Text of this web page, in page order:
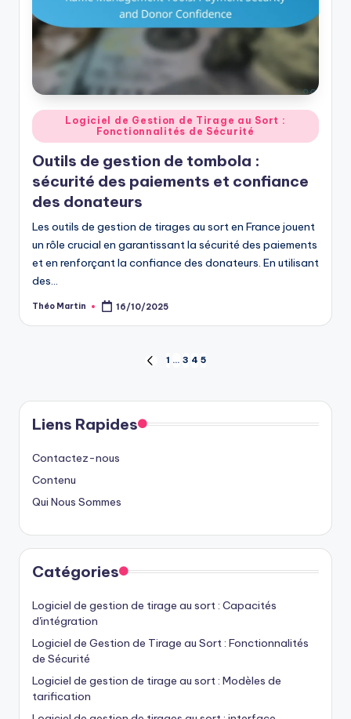
Posted
in
Logiciel de Gestion de Tirage au Sort :
Fonctionnalités de Sécurité
Outils de gestion de tombola :
sécurité des paiements et confiance
des donateurs
Les outils de gestion de tirages au sort en France jouent
un rôle crucial en garantissant la sécurité des paiements
et en renforçant la confiance des donateurs. En utilisant
des…
Posted
Théo Martin 16/10/2025
pagination
PREVIOUS
1 … 3 4 5
Liens Rapides
Contactez-nous
Contenu
Qui Nous Sommes
Catégories
Logiciel de gestion de tirage au sort : Capacités
d'intégration
Logiciel de Gestion de Tirage au Sort : Fonctionnalités
de Sécurité
Logiciel de gestion de tirage au sort : Modèles de
tarification